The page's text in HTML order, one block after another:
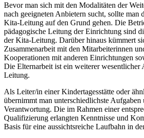
Bevor man sich mit den Modalitäten der
nach geeigneten Anbietern sucht, sollte man
Kita-Leitung auf den Grund gehen. Die
pädagogische Leitung der Einrichtung sind
der Kita-Leitung. Darüber hinaus kümmert
Zusammenarbeit mit den Mitarbeiterinnen
Kooperationen mit anderen Einrichtungen
Die Elternarbeit ist ein weiterer wesentlicher
Leitung.
Als Leiter/in einer Kindertagesstätte oder
übernimmt man unterschiedlichste Aufgaben
Verantwortung. Die im Rahmen einer
Qualifizierung erlangten Kenntnisse und
Basis für eine aussichtsreiche Laufbahn in